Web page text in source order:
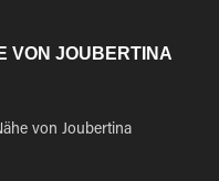
VON JOUBERTINA
von Joubertina